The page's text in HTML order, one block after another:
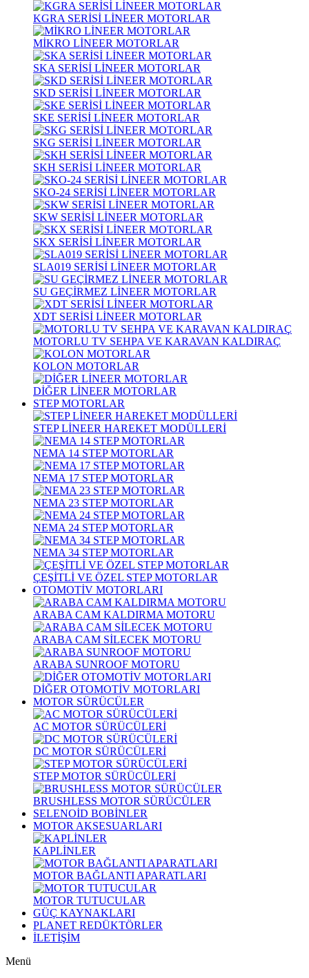
KGRA SERİSİ LİNEER MOTORLAR
MİKRO LİNEER MOTORLAR
SKA SERİSİ LİNEER MOTORLAR
SKD SERİSİ LİNEER MOTORLAR
SKE SERİSİ LİNEER MOTORLAR
SKG SERİSİ LİNEER MOTORLAR
SKH SERİSİ LİNEER MOTORLAR
SKO-24 SERİSİ LİNEER MOTORLAR
SKW SERİSİ LİNEER MOTORLAR
SKX SERİSİ LİNEER MOTORLAR
SLA019 SERİSİ LİNEER MOTORLAR
SU GEÇİRMEZ LİNEER MOTORLAR
XDT SERİSİ LİNEER MOTORLAR
MOTORLU TV SEHPA VE KARAVAN KALDIRAÇ
KOLON MOTORLAR
DİĞER LİNEER MOTORLAR
STEP MOTORLAR
STEP LİNEER HAREKET MODÜLLERİ
NEMA 14 STEP MOTORLAR
NEMA 17 STEP MOTORLAR
NEMA 23 STEP MOTORLAR
NEMA 24 STEP MOTORLAR
NEMA 34 STEP MOTORLAR
ÇEŞİTLİ VE ÖZEL STEP MOTORLAR
OTOMOTİV MOTORLARI
ARABA CAM KALDIRMA MOTORU
ARABA CAM SİLECEK MOTORU
ARABA SUNROOF MOTORU
DİĞER OTOMOTİV MOTORLARI
MOTOR SÜRÜCÜLER
AC MOTOR SÜRÜCÜLERİ
DC MOTOR SÜRÜCÜLERİ
STEP MOTOR SÜRÜCÜLERİ
BRUSHLESS MOTOR SÜRÜCÜLER
SELENOİD BOBİNLER
MOTOR AKSESUARLARI
KAPLİNLER
MOTOR BAĞLANTI APARATLARI
MOTOR TUTUCULAR
GÜÇ KAYNAKLARI
PLANET REDÜKTÖRLER
İLETİŞİM
Menü